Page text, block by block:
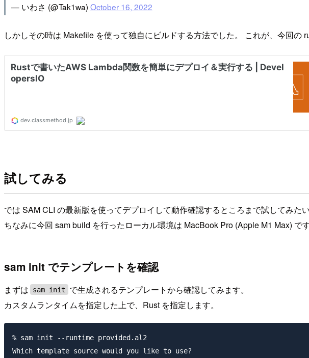
— いわさ (@Tak1wa) October 16, 2022
しかしその時は Makefile を使って独自にビルドする方法でした。 これが、今回
試してみる
では SAM CLI の最新版を使ってデプロイして動作確認するところまで試してみたい
ちなみに今回 sam build を行ったローカル環境は MacBook Pro (Apple M1 Max) です
sam init でテンプレートを確認
まずは sam init
で生成されるテンプレートから確認してみます。
カスタムランタイムを指定した上で、Rust を指定します。
% sam init --runtime provided.al2
Which template source would you like to use?